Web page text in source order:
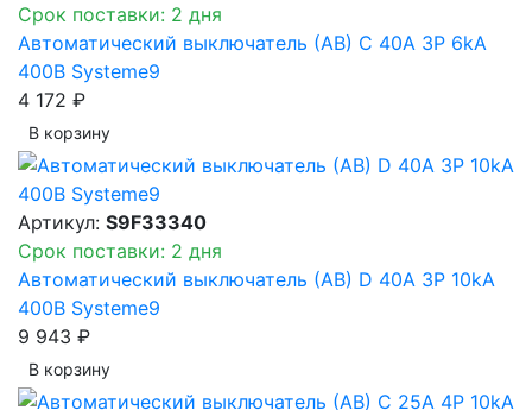
Срок поставки: 2 дня
Автоматический выключатель (АВ) C 40A 3P 6kA
400В Systeme9
4 172 ₽
В корзинy
Артикул: S9F33340
Срок поставки: 2 дня
Автоматический выключатель (АВ) D 40A 3P 10kA
400В Systeme9
9 943 ₽
В корзинy